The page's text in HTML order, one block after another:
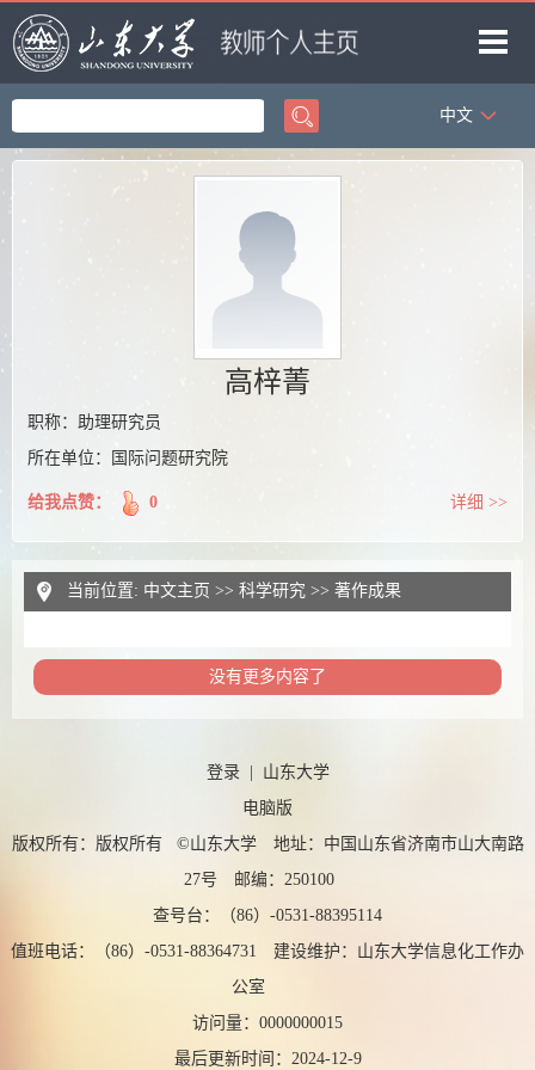
首页
中文
高梓菁
职称：助理研究员
所在单位：国际问题研究院
给我点赞： 0 详细 >>
当前位置: 中文主页 >> 科学研究 >> 著作成果
没有更多内容了
登录| 山东大学
电脑版
版权所有：版权所有 ©山东大学 地址：中国山东省济南市山大南路
27号 邮编：250100
查号台：（86）-0531-88395114
值班电话：（86）-0531-88364731 建设维护：山东大学信息化工作办
公室
访问量： 0000000015
最后更新时间： 2024-12-9